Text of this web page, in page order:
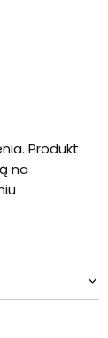
Produkt
na